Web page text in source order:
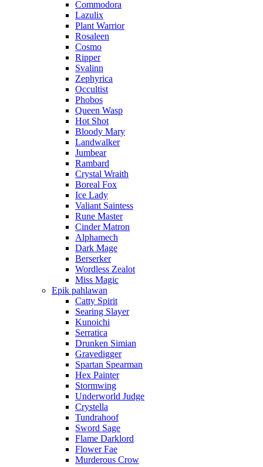
Commodora
Lazulix
Plant Warrior
Rosaleen
Cosmo
Ripper
Svalinn
Zephyrica
Occultist
Phobos
Queen Wasp
Hot Shot
Bloody Mary
Landwalker
Jumbear
Rambard
Crystal Wraith
Boreal Fox
Ice Lady
Valiant Saintess
Rune Master
Cinder Matron
Alphamech
Dark Mage
Berserker
Wordless Zealot
Miss Magic
Epik pahlawan
Catty Spirit
Searing Slayer
Kunoichi
Serratica
Drunken Simian
Gravedigger
Spartan Spearman
Hex Painter
Stormwing
Underworld Judge
Crystella
Tundrahoof
Sword Sage
Flame Darklord
Flower Fae
Murderous Crow